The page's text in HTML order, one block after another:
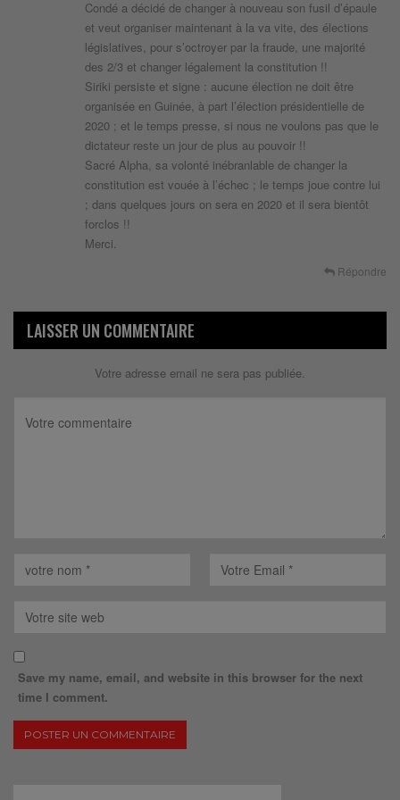
Condé a décidé de changer à nouveau son fusil d’épaule
et veut organiser maintenant à la va vite, des élections
législatives, pour s’octroyer par la fraude, une majorité
des 2/3 et changer légalement la constitution !!
Siriki persiste et signe : aucune élection ne doit être
organisée en Guinée, à part l’élection présidentielle de
2020 ; et le temps presse, si nous ne voulons pas que le
dictateur reste un jour de plus au pouvoir !!
Sacré Alpha, sa volonté inébranlable de changer la
constitution est vouée à l’échec ; le temps joue contre lui
; dans quelques jours on sera en 2020 et il sera bientôt
forclos !!
Merci.
Répondre
LAISSER UN COMMENTAIRE
Votre adresse email ne sera pas publiée.
Save my name, email, and website in this browser for the next
time I comment.